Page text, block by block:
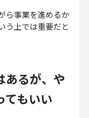
ら事業を進めるか
う上では重要だと
あるが、や
てもいい